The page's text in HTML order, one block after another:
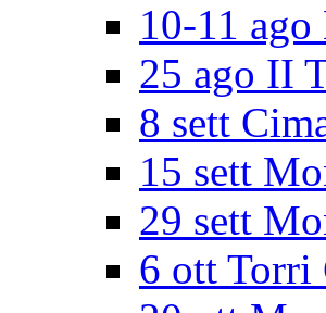
10-11
25 ago II
8 sett
15 sett
29 sett
6 ott Torri